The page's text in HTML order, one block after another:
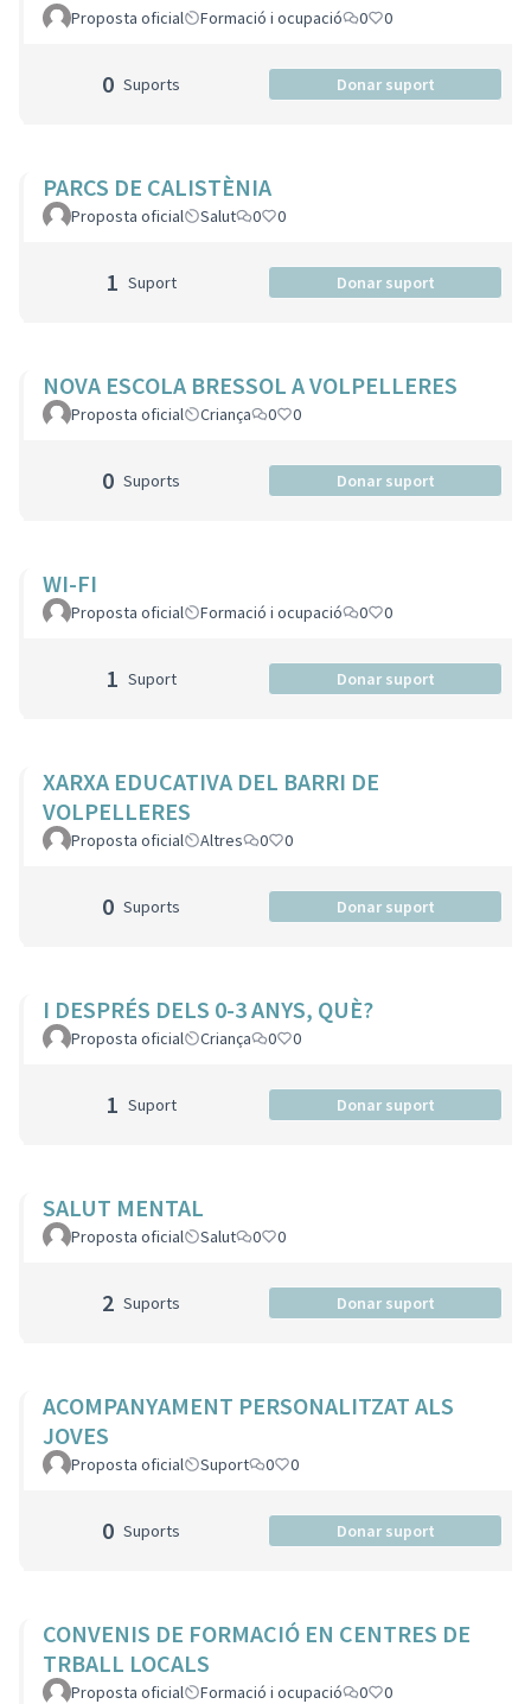
Proposta oficial Formació i ocupació 0 0
0 Suports Donar suport
PARCS DE CALISTÈNIA
Proposta oficial Salut 0 0
1 Suport Donar suport
NOVA ESCOLA BRESSOL A VOLPELLERES
Proposta oficial Criança 0 0
0 Suports Donar suport
WI-FI
Proposta oficial Formació i ocupació 0 0
1 Suport Donar suport
XARXA EDUCATIVA DEL BARRI DE
VOLPELLERES
Proposta oficial Altres 0 0
0 Suports Donar suport
I DESPRÉS DELS 0-3 ANYS, QUÈ?
Proposta oficial Criança 0 0
1 Suport Donar suport
SALUT MENTAL
Proposta oficial Salut 0 0
2 Suports Donar suport
ACOMPANYAMENT PERSONALITZAT ALS
JOVES
Proposta oficial Suport 0 0
0 Suports Donar suport
CONVENIS DE FORMACIÓ EN CENTRES DE
TRBALL LOCALS
Proposta oficial Formació i ocupació 0 0